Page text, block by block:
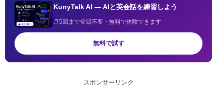
KunyTalk AI — AIと英会話を練習しよう
月5回まで登録不要・無料で体験できます
無料で試す
スポンサーリンク